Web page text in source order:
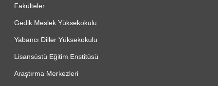
Fakülteler
Gedik Meslek Yüksekokulu
Yabancı Diller Yüksekokulu
Lisansüstü Eğitim Enstitüsü
Araştırma Merkezleri